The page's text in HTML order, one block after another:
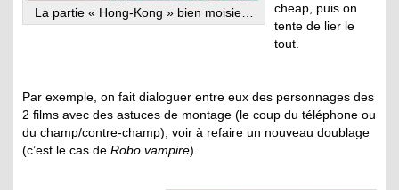
La partie « Hong-Kong » bien moisie…
cheap, puis on
tente de lier le
tout.
Par exemple, on fait dialoguer entre eux des personnages des
2 films avec des astuces de montage (le coup du téléphone ou
du champ/contre-champ), voir à refaire un nouveau doublage
(c’est le cas de Robo vampire).